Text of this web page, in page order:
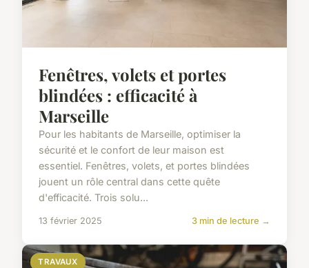
Fenêtres, volets et portes
blindées : efficacité à
Marseille
Pour les habitants de Marseille, optimiser la
sécurité et le confort de leur maison est
essentiel. Fenêtres, volets, et portes blindées
jouent un rôle central dans cette quête
d'efficacité. Trois solu...
13 février 2025 3 min de lecture →
TRAVAUX